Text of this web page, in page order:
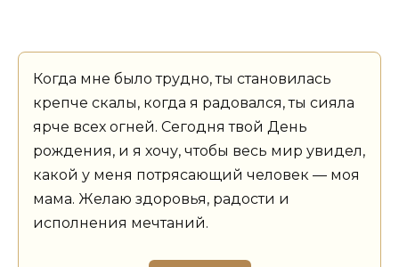
Когда мне было трудно, ты становилась
крепче скалы, когда я радовался, ты сияла
ярче всех огней. Сегодня твой День
рождения, и я хочу, чтобы весь мир увидел,
какой у меня потрясающий человек — моя
мама. Желаю здоровья, радости и
исполнения мечтаний.